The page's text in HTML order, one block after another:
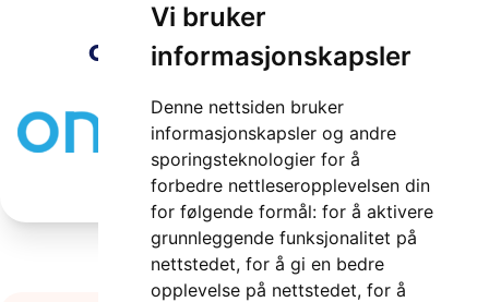
Vi bruker
informasjonskapsler
Denne nettsiden bruker
informasjonskapsler og andre
sporingsteknologier for å
forbedre nettleseropplevelsen din
for følgende formål: for å aktivere
grunnleggende funksjonalitet på
nettstedet, for å gi en bedre
opplevelse på nettstedet, for å
onesettle_logo_color